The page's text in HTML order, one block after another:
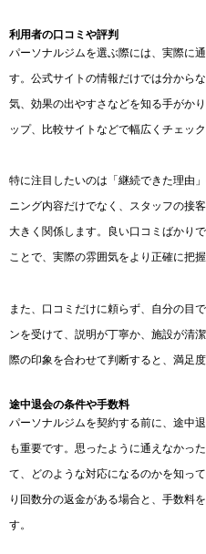
利用者の口コミや評判
パーソナルジムを選ぶ際には、実際に
す。公式サイトの情報だけでは分から
気、効果の出やすさなどを知る手がか
ップ、比較サイトなどで幅広くチェッ
特に注目したいのは「継続できた理由
ニング内容だけでなく、スタッフの接
大きく関係します。良い口コミばかり
ことで、実際の雰囲気をより正確に把握
また、口コミだけに頼らず、自分の目
ンを受けて、説明が丁寧か、施設が清
際の印象を合わせて判断すると、満足
途中退会の条件や手数料
パーソナルジムを契約する前に、途中
も重要です。思ったように通えなかっ
て、どのような対応になるのかを知っ
り回数分の返金がある場合と、手数料
す。